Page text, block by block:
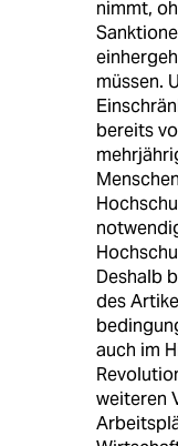
nimmt,
müssen.
bereits
Deshalb
des
auch im
weiteren